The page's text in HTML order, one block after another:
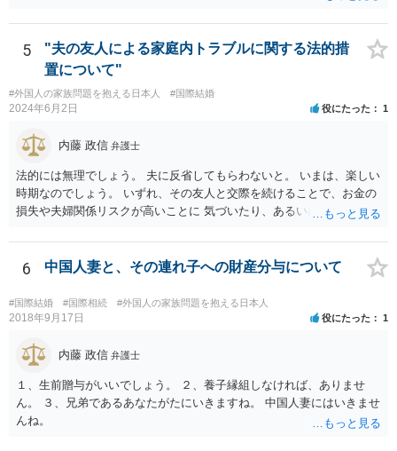
でしょうか。）と一緒に、 お近くの弁護士に直接相談して、アドバイ
ス等を求めることをお勧めします。 ご参考にしていただければ幸いで
5
"夫の友人による家庭内トラブルに関する法的措
置について"
#外国人の家族問題を抱える日本人 #国際結婚
2024年6月2日 役にたった 1
内藤 政信 弁護士
法的には無理でしょう。 夫に反省してもらわないと。 いまは、楽しい
時期なのでしょう。 いずれ、その友人と交際を続けることで、お金の
損失や夫婦関係リスクが高いことに 気づいたり、あるいは、飽きると
6 中国人妻と、その連れ子への財産分与について
#国際結婚 #国際相続 #外国人の家族問題を抱える日本人
2018年9月17日 役にたった 1
内藤 政信 弁護士
１、生前贈与がいいでしょう。 ２、養子縁組しなければ、ありませ
ん。 ３、兄弟であるあなたがたにいきますね。 中国人妻にはいきませ
んね。